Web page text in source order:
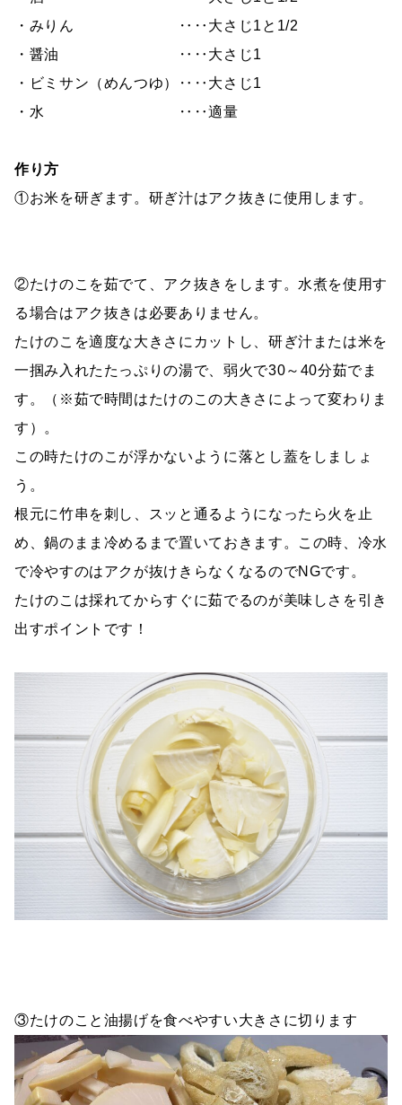
・みりん ‥‥大さじ1と1/2
・醤油 ‥‥大さじ1
・ビミサン（めんつゆ）‥‥大さじ1
・水 ‥‥適量
作り方
①お米を研ぎます。研ぎ汁はアク抜きに使用します。
②たけのこを茹でて、アク抜きをします。水煮を使用す
る場合はアク抜きは必要ありません。
たけのこを適度な大きさにカットし、研ぎ汁または米を
一掴み入れたたっぷりの湯で、弱火で30～40分茹でま
す。（※茹で時間はたけのこの大きさによって変わりま
す）。
この時たけのこが浮かないように落とし蓋をしましょ
う。
根元に竹串を刺し、スッと通るようになったら火を止
め、鍋のまま冷めるまで置いておきます。この時、冷水
で冷やすのはアクが抜けきらなくなるのでNGです。
たけのこは採れてからすぐに茹でるのが美味しさを引き
出すポイントです！
③たけのこと油揚げを食べやすい大きさに切ります